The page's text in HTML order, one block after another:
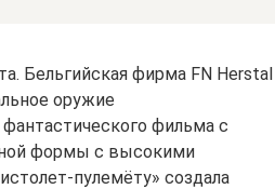
Бельгийская фирма FN Herstal
оружие
фильма с
формы с высокими
пулемёту» создала